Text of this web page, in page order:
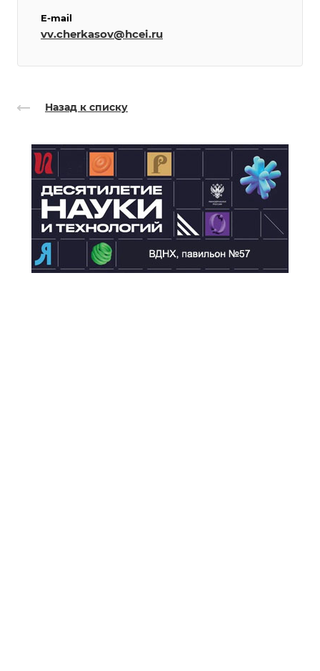
E-mail
vv.cherkasov@hcei.ru
Назад к списку